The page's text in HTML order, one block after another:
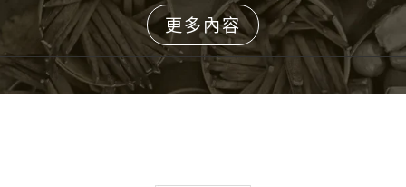
更多內容